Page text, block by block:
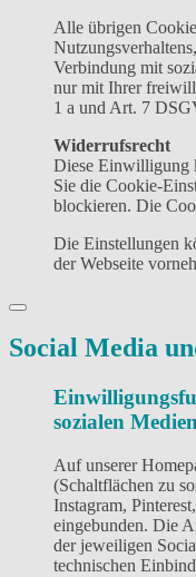
Alle übrigen
Verbindung mit
nur mit Ihrer
1 a und Art. 7
Widerrufsrecht
Diese Einwilligung
Sie die Cookie-
blockieren. Die
Die Einstellungen
der Webseite
Social Media
sozialen
Auf unserer
(Schaltflächen zu
Instagram,
eingebunden. Die
der jeweiligen
technischen